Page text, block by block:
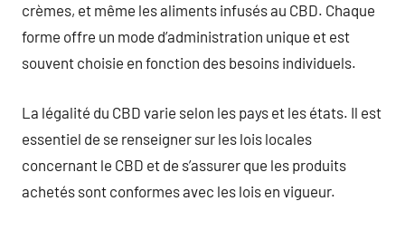
crèmes, et même les aliments infusés au CBD. Chaque
forme offre un mode d’administration unique et est
souvent choisie en fonction des besoins individuels.
La légalité du CBD varie selon les pays et les états. Il est
essentiel de se renseigner sur les lois locales
concernant le CBD et de s’assurer que les produits
achetés sont conformes avec les lois en vigueur.